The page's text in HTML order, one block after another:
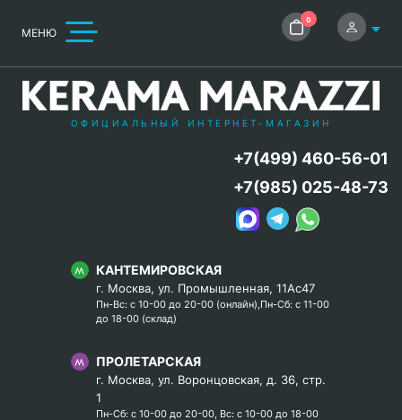
МЕНЮ
0
ОФИЦИАЛЬНЫЙ ИНТЕРНЕТ-МАГАЗИН
КАНТЕМИРОВСКАЯ
г. Москва, ул. Промышленная, 11Ас47
Пн-Вс: с 10-00 до 20-00 (онлайн),Пн-Сб: с 11-00
до 18-00 (склад)
ПРОЛЕТАРСКАЯ
г. Москва, ул. Воронцовская, д. 36, стр.
1
Пн-Сб: с 10-00 до 20-00, Вс: с 10-00 до 18-00
+7(499) 460-56-01
+7(985) 025-48-73